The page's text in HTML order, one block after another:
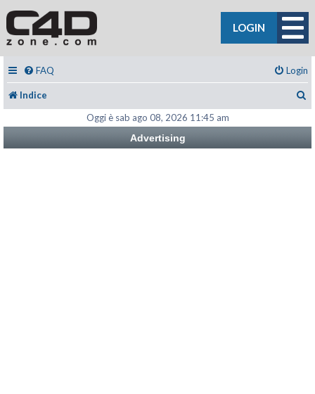
LOGIN
FAQ Login
Indice
Oggi è sab ago 08, 2026 11:45 am
Advertising